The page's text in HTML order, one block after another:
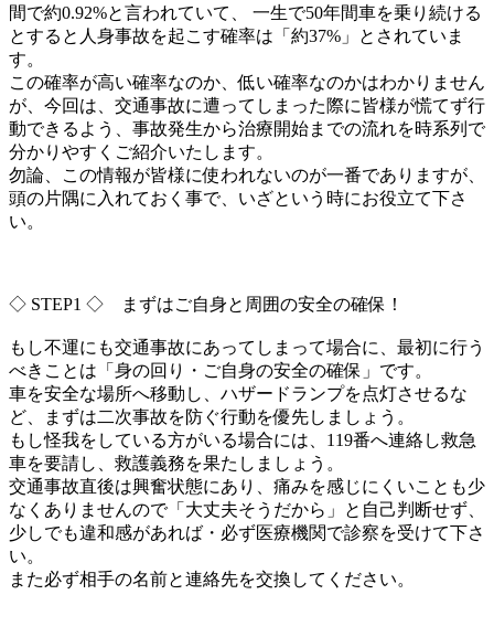
間で約0.92%と言われていて、 一生で50年間車を乗り続ける
とすると人身事故を起こす確率は「 約37%」とされていま
す。
この確率が高い確率なのか、低い確率なのかはわかりません
が、 今回は、 交通事故に遭ってしまった際に皆様が慌てず行
動できるよう、 事故発生から治療開始までの流れを時系列で
分かりやすくご紹介いたします。
勿論、この情報が皆様に使われないのが一番でありますが、
頭の片隅に入れておく事で、いざという時にお役立て下さ
い。
◇ STEP1 ◇ まずはご自身と周囲の安全の確保！
もし不運にも交通事故にあってしまって場合に、 最初に行う
べきことは「身の回り・ご自身の安全の確保」です。
車を安全な場所へ移動し、ハザードランプを点灯させるな
ど、
まずは二次事故を防ぐ行動を優先しましょう。
もし怪我をしている方がいる場合には、 119番へ連絡し救急
車を要請し、救護義務を果たしましょう。
交通事故直後は興奮状態にあり、 痛みを感じにくいことも少
なくありませんので「 大丈夫そうだから」と自己判断せず、
少しでも違和感があれば・ 必ず医療機関で診察を受けて下さ
い。
また必ず相手の名前と連絡先を交換してください。